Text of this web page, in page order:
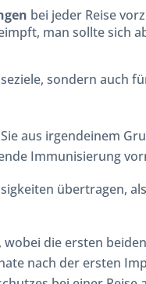
bei jeder Reise
man sollte sich
sondern auch
aus irgendeinem
Immunisierung
übertragen,
die ersten
nach der ersten